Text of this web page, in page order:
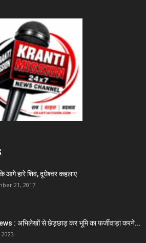
आगे हारे शिव, दूधेश्वर कहलाए
21, 2017
: अभिलेखों से छेड़छाड़ कर भूमि का फर्जीवाड़ा करने...
2023